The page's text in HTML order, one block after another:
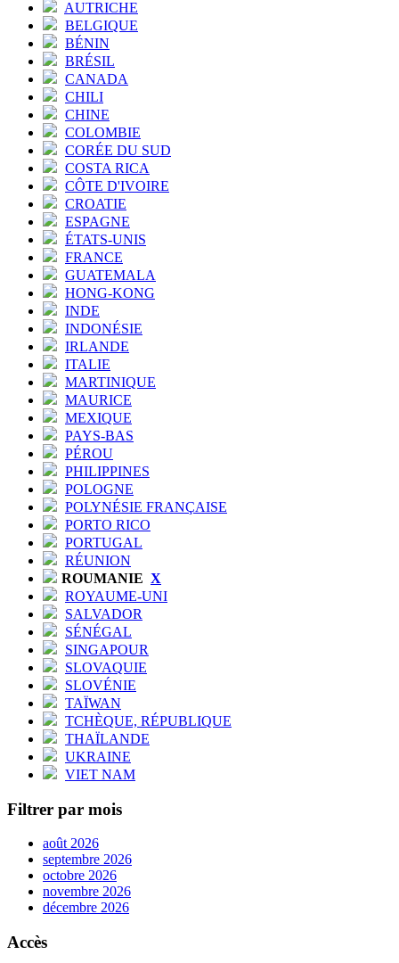
AUTRICHE
BELGIQUE
BÉNIN
BRÉSIL
CANADA
CHILI
CHINE
COLOMBIE
CORÉE DU SUD
COSTA RICA
CÔTE D'IVOIRE
CROATIE
ESPAGNE
ÉTATS-UNIS
FRANCE
GUATEMALA
HONG-KONG
INDE
INDONÉSIE
IRLANDE
ITALIE
MARTINIQUE
MAURICE
MEXIQUE
PAYS-BAS
PÉROU
PHILIPPINES
POLOGNE
POLYNÉSIE FRANÇAISE
PORTO RICO
PORTUGAL
RÉUNION
ROUMANIE X
ROYAUME-UNI
SALVADOR
SÉNÉGAL
SINGAPOUR
SLOVAQUIE
SLOVÉNIE
TAÏWAN
TCHÈQUE, RÉPUBLIQUE
THAÏLANDE
UKRAINE
VIET NAM
Filtrer par mois
août 2026
septembre 2026
octobre 2026
novembre 2026
décembre 2026
Accès